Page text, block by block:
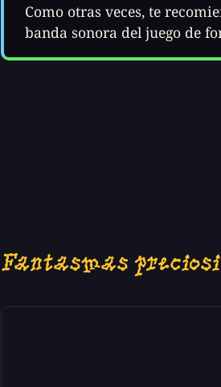
Como otras veces, te
banda sonora del juego de
Fantasmas